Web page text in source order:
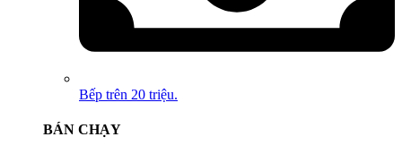
Bếp trên 20 triệu.
BÁN CHẠY